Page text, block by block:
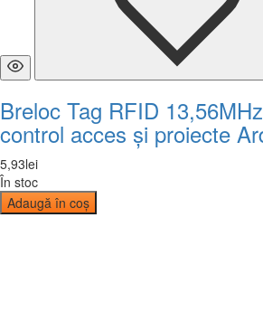
Breloc Tag RFID
control acces și proiecte
5,93lei
În stoc
Adaugă în coș